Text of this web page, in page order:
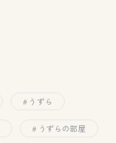
うずら
うずらの部屋